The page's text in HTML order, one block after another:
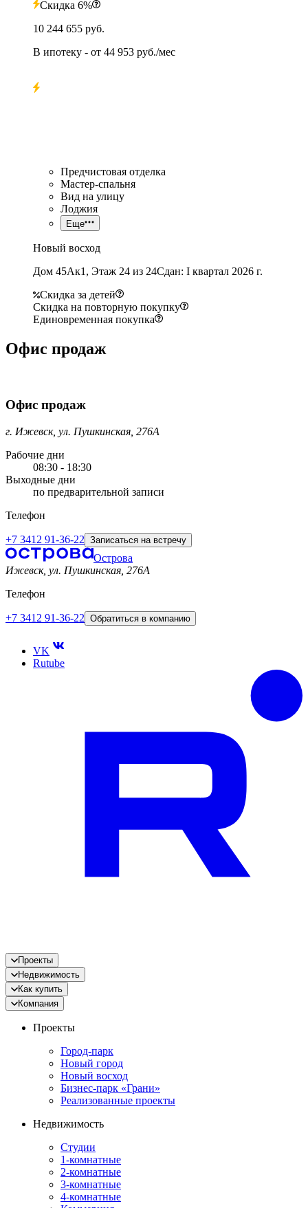
Скидка 6%
10 244 655 руб.
В ипотеку - от 44 953 руб./мес
Предчистовая отделка
Мастер-спальня
Вид на улицу
Лоджия
Еще
Новый восход
Дом 45Ак1, Этаж 24 из 24Сдан: I квартал 2026 г.
Скидка за детей
Скидка на повторную покупку
Единовременная покупка
Офис продаж
Офис продаж
г. Ижевск, ул. Пушкинская, 276А
Рабочие дни
08:30 - 18:30
Выходные дни
по предварительной записи
Телефон
+7 3412 91-36-22 Записаться на встречу
Острова
Ижевск, ул. Пушкинская, 276A
Телефон
+7 3412 91-36-22 Обратиться в компанию
VK
Rutube
Проекты
Недвижимость
Как купить
Компания
Проекты
Город-парк
Новый город
Новый восход
Бизнес-парк «Грани»
Реализованные проекты
Недвижимость
Студии
1-комнатные
2-комнатные
3-комнатные
4-комнатные